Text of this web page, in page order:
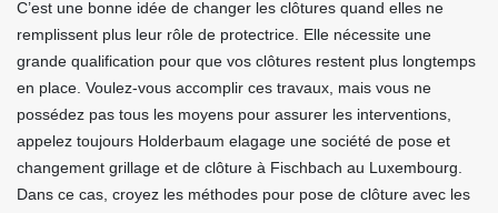
C’est une bonne idée de changer les clôtures quand elles ne
remplissent plus leur rôle de protectrice. Elle nécessite une
grande qualification pour que vos clôtures restent plus longtemps
en place. Voulez-vous accomplir ces travaux, mais vous ne
possédez pas tous les moyens pour assurer les interventions,
appelez toujours Holderbaum elagage une société de pose et
changement grillage et de clôture à Fischbach au Luxembourg.
Dans ce cas, croyez les méthodes pour pose de clôture avec les